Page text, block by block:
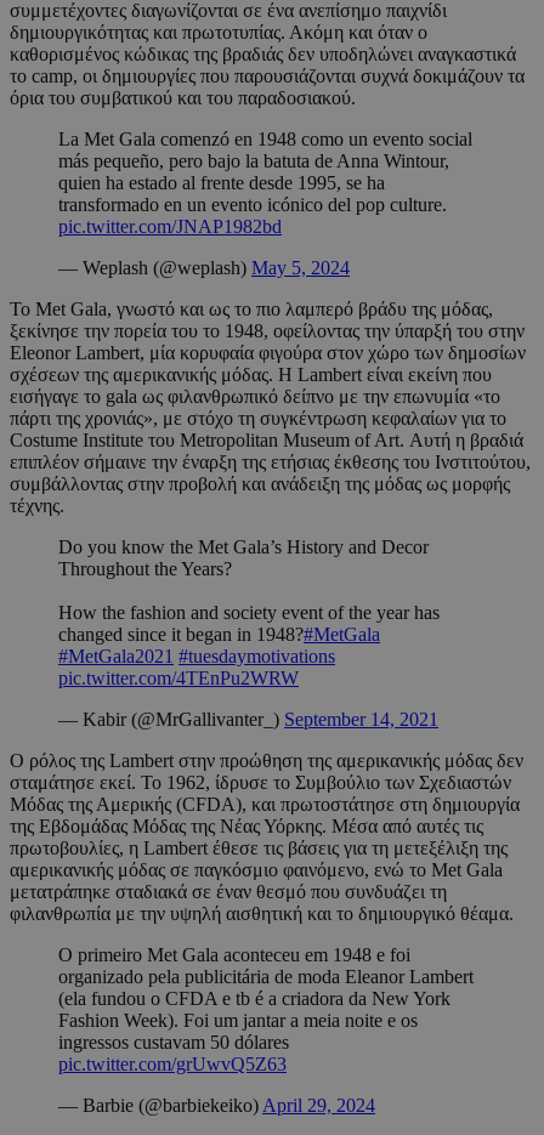
συμμετέχοντες διαγωνίζονται σε ένα ανεπίσημο παιχνίδι
δημιουργικότητας και πρωτοτυπίας. Ακόμη και όταν ο
καθορισμένος κώδικας της βραδιάς δεν υποδηλώνει αναγκαστικά
το camp, οι δημιουργίες που παρουσιάζονται συχνά δοκιμάζουν τα
όρια του συμβατικού και του παραδοσιακού.
La Met Gala comenzó en 1948 como un evento social
más pequeño, pero bajo la batuta de Anna Wintour,
quien ha estado al frente desde 1995, se ha
transformado en un evento icónico del pop culture.
pic.twitter.com/JNAP1982bd
— Weplash (@weplash) May 5, 2024
Το Met Gala, γνωστό και ως το πιο λαμπερό βράδυ της μόδας,
ξεκίνησε την πορεία του το 1948, οφείλοντας την ύπαρξή του στην
Eleonor Lambert, μία κορυφαία φιγούρα στον χώρο των δημοσίων
σχέσεων της αμερικανικής μόδας. Η Lambert είναι εκείνη που
εισήγαγε το gala ως φιλανθρωπικό δείπνο με την επωνυμία «το
πάρτι της χρονιάς», με στόχο τη συγκέντρωση κεφαλαίων για το
Costume Institute του Metropolitan Museum of Art. Αυτή η βραδιά
επιπλέον σήμαινε την έναρξη της ετήσιας έκθεσης του Ινστιτούτου,
συμβάλλοντας στην προβολή και ανάδειξη της μόδας ως μορφής
τέχνης.
Do you know the Met Gala’s History and Decor
Throughout the Years?
How the fashion and society event of the year has
changed since it began in 1948?#MetGala
#MetGala2021 #tuesdaymotivations
pic.twitter.com/4TEnPu2WRW
— Kabir (@MrGallivanter_) September 14, 2021
Ο ρόλος της Lambert στην προώθηση της αμερικανικής μόδας δεν
σταμάτησε εκεί. Το 1962, ίδρυσε το Συμβούλιο των Σχεδιαστών
Μόδας της Αμερικής (CFDA), και πρωτοστάτησε στη δημιουργία
της Εβδομάδας Μόδας της Νέας Υόρκης. Μέσα από αυτές τις
πρωτοβουλίες, η Lambert έθεσε τις βάσεις για τη μετεξέλιξη της
αμερικανικής μόδας σε παγκόσμιο φαινόμενο, ενώ το Met Gala
μετατράπηκε σταδιακά σε έναν θεσμό που συνδυάζει τη
φιλανθρωπία με την υψηλή αισθητική και το δημιουργικό θέαμα.
O primeiro Met Gala aconteceu em 1948 e foi
organizado pela publicitária de moda Eleanor Lambert
(ela fundou o CFDA e tb é a criadora da New York
Fashion Week). Foi um jantar a meia noite e os
ingressos custavam 50 dólares
pic.twitter.com/grUwvQ5Z63
— Barbie (@barbiekeiko)April 29, 2024